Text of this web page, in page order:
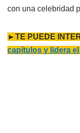
con una celebridad
►TE PUEDE
capítulos y lidera